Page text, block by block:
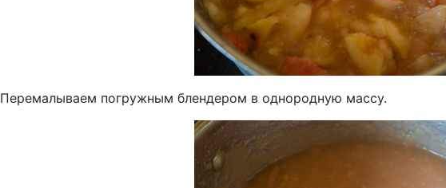
Перемалываем погружным блендером в однородную массу.